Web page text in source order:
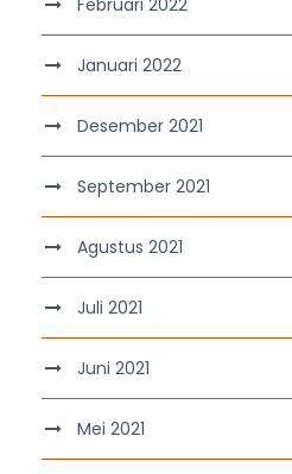
Januari 2022
Desember 2021
September 2021
Agustus 2021
Juli 2021
Juni 2021
Mei 2021